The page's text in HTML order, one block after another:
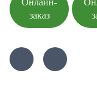
Онлайн-
заказ